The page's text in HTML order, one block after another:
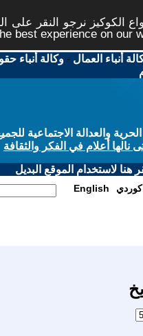
الكوكيز نرجو النقر على
best experience on our
أنباء العمال -وكالة أنباء
والعدالة الاجتماعية
أعلام في الفكر والثقافة
هنا لاستخدام الموقع البديل
English كوردي